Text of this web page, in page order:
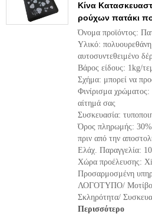
Κίνα
ρούχων πατάκι
Όνομα προϊόντος:
Υλικό:
αυτοσυντεθειμένο
Βάρος είδους: 1kg/
Σχήμα: μπορεί να
Φινίρισμα
αίτημά σας
Συσκευασία:
Όρος πληρωμής:
πριν από την
Ελάχ. Παραγγελία:
Χώρα προέλευσης:
Προσαρμοσμένη
ΛΟΓΟΤΥΠΟ/ Μοτίβο/
Σκληρότητα/
Περισσότερο